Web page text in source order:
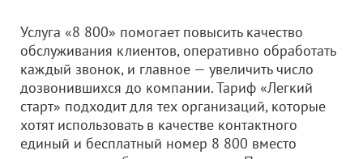
Услуга «8 800» помогает повысить качество
обслуживания клиентов, оперативно обработать
каждый звонок, и главное — увеличить число
дозвонившихся до компании. Тариф «Легкий
старт» подходит для тех организаций, которые
хотят использовать в качестве контактного
единый и бесплатный номер 8 800 вместо